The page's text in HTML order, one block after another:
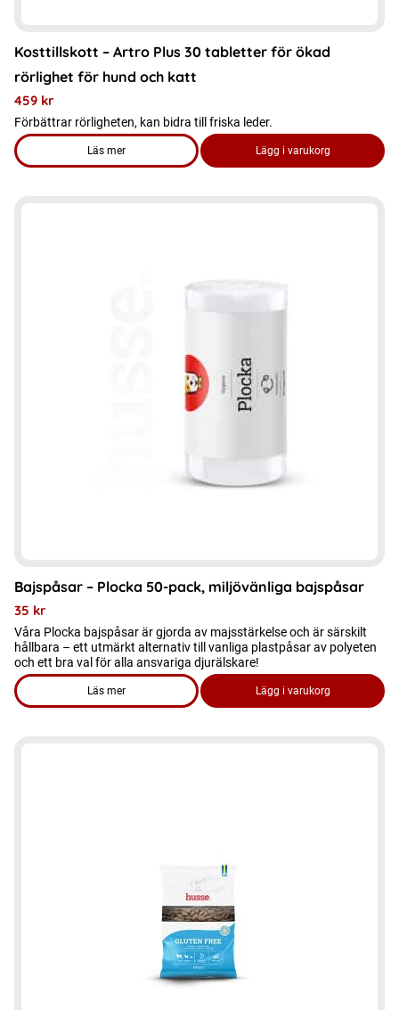
Kosttillskott – Artro Plus 30 tabletter för ökad
rörlighet för hund och katt
459 kr
Förbättrar rörligheten, kan bidra till friska leder.
Läs mer
om produkten Kosttillskott – Artro Plus 30 tabletter för
Lägg i varukorg
Bajspåsar – Plocka 50-pack, miljövänliga bajspåsar
35 kr
Våra Plocka bajspåsar är gjorda av majsstärkelse och är särskilt
hållbara – ett utmärkt alternativ till vanliga plastpåsar av polyeten
och ett bra val för alla ansvariga djurälskare!
Läs mer
om produkten Bajspåsar – Plocka 50-pack, miljövänliga
Lägg i varukorg